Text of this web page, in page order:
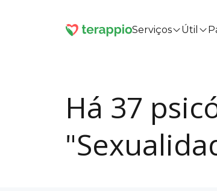
Serviços Útil
Há 37